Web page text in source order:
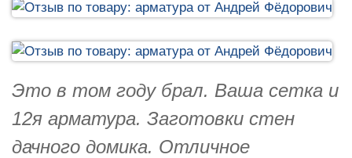
Это в том году брал. Ваша сетка и
12я арматура. Заготовки стен
дачного домика. Отличное